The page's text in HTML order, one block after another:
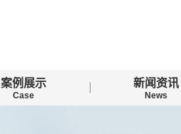
案例展示
Case
新闻资讯
News